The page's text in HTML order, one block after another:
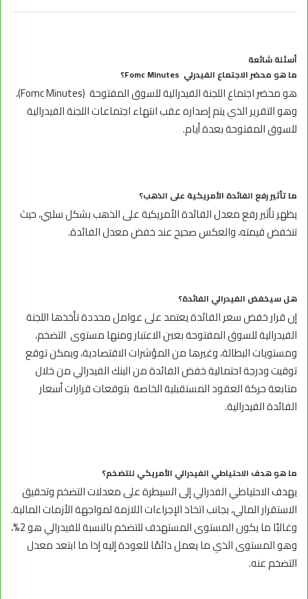
أسئلة شائعة
ما هو محضر الاجتماع الفيدرلي Fomc Minutes؟
هو محضر اجتماع اللجنة الفيدرالية للسوق المفتوحة (Fomc Minutes)،
وهو التقرير الذي يتم إصداره عقب انتهاء اجتماعات اللجنة الفيدرالية
للسوق المفتوحة بعدة أيام.
ما تأثير رفع الفائدة الأمريكية على الذهب؟
يظهر تأثير رفع معدل الفائدة الأمريكية على الذهب بشكل سلبي، حيث
تنخفض قيمته، والعكس صحيح عند خفض معدل الفائدة.
هل سيخفض الفيدرالي الفائدة؟
إن قرار خفض سعر الفائدة يعتمد على عوامل محددة تأخذها اللجنة
الفيدرالية للسوق المفتوحة بعين الاعتبار ومنها مستوى التضخم،
ومستويات البطالة، وغيرها من المؤشرات الاقتصادية، ويمكن توقع
توقيت ودرجة احتمالية خفض الفائدة من البنك الفيدرالي من خلال
متابعة حركة العقود المستقبلية الخاصة بتوقعات قرارات أسعار
الفائدة الفيدرالية.
ما هو هدف الاحتياطي الفيدرالي الأمريكي للتضخم؟
يهدفالاحتياطي الفدراليإلى السيطرة على معدلات التضخم وتحقيق
الاستقرار المالي، بجانب اتخاذ الإجراءات اللازمة لمواجهة الأزمات المالية.
وغالبًا ما يكون المستوى المستهدف للتضخم بالنسبة للفيدرالي هو 2%،
وهو المستوى الذي ما يعمل دائمًا للعودة إليه إذا ما ابتعد معدل
التضخم عنه.